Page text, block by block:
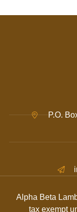
P.O.
Alpha Beta
tax exempt